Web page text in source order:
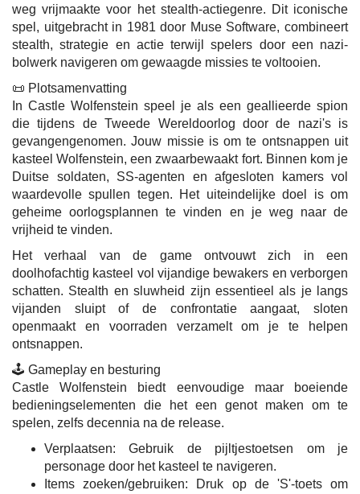
weg vrijmaakte voor het stealth-actiegenre. Dit iconische
spel, uitgebracht in 1981 door Muse Software, combineert
stealth, strategie en actie terwijl spelers door een nazi-
bolwerk navigeren om gewaagde missies te voltooien.
📜 Plotsamenvatting
In Castle Wolfenstein speel je als een geallieerde spion
die tijdens de Tweede Wereldoorlog door de nazi's is
gevangengenomen. Jouw missie is om te ontsnappen uit
kasteel Wolfenstein, een zwaarbewaakt fort. Binnen kom je
Duitse soldaten, SS-agenten en afgesloten kamers vol
waardevolle spullen tegen. Het uiteindelijke doel is om
geheime oorlogsplannen te vinden en je weg naar de
vrijheid te vinden.
Het verhaal van de game ontvouwt zich in een
doolhofachtig kasteel vol vijandige bewakers en verborgen
schatten. Stealth en sluwheid zijn essentieel als je langs
vijanden sluipt of de confrontatie aangaat, sloten
openmaakt en voorraden verzamelt om je te helpen
ontsnappen.
🕹️ Gameplay en besturing
Castle Wolfenstein biedt eenvoudige maar boeiende
bedieningselementen die het een genot maken om te
spelen, zelfs decennia na de release.
Verplaatsen: Gebruik de pijltjestoetsen om je
personage door het kasteel te navigeren.
Items zoeken/gebruiken: Druk op de 'S'-toets om